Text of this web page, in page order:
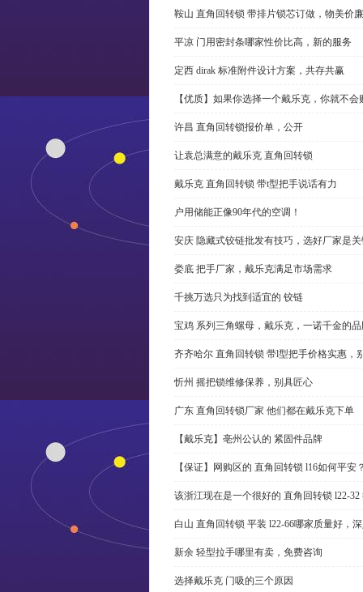
鞍山 直角回转锁 带排片锁芯订做，物美价廉
平凉 门用密封条哪家性价比高，新的服务
定西 dirak 标准附件设计方案，共存共赢
【优质】如果你选择一个戴乐克，你就不
许昌 直角回转锁报价单，公开
让袁总满意的戴乐克 直角回转锁
戴乐克 直角回转锁 带t型把手说话有力
户用储能正像90年代的空调！
安庆 隐藏式铰链批发有技巧，选好厂家是
娄底 把手厂家，戴乐克满足市场需求
千挑万选只为找到适宜的 铰链
宝鸡 系列三角螺母，戴乐克，一诺千金的
齐齐哈尔 直角回转锁 带l型把手价格实惠，
忻州 摇把锁维修保养，别具匠心
广东 直角回转锁厂家 他们都在戴乐克下单
【戴乐克】亳州公认的 紧固件品牌
【保证】网购区的 直角回转锁 l16如何平安
该浙江现在是一个很好的 直角回转锁 l22-
白山 直角回转锁 平装 l22-66哪家质量好，
新余 轻型拉手哪里有卖，免费咨询
选择戴乐克 门吸的三个原因